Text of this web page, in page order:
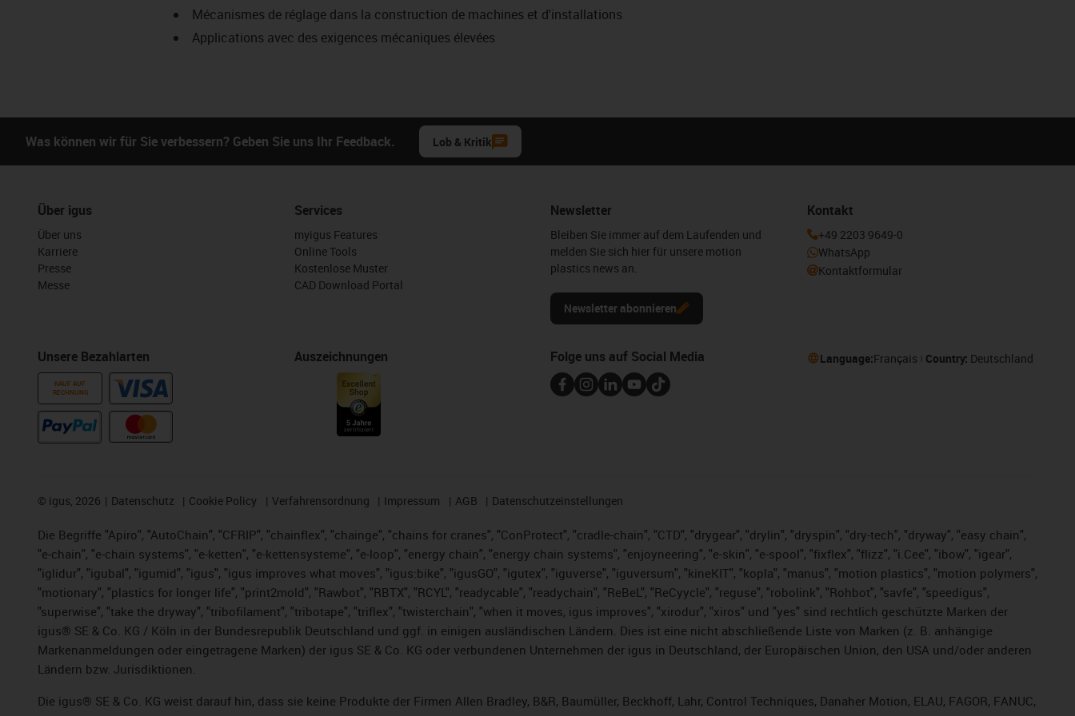
Mécanismes de réglage dans la construction de machines et d'installations
Applications avec des exigences mécaniques élevées
Was können wir für Sie verbessern? Geben Sie uns Ihr Feedback. Lob & Kritik
Über igus
Über uns
Karriere
Presse
Messe
Unsere Bezahlarten
KAUF AUF
RECHNUNG
Services
myigus Features
Online Tools
Kostenlose Muster
CAD Download Portal
Auszeichnungen
Newsletter
Bleiben Sie immer auf dem Laufenden und
melden Sie sich hier für unsere motion
plastics news an.
Newsletter abonnieren
Kontakt
+49 2203 9649-0
WhatsApp
Kontaktformular
Folge uns auf Social Media Language:Français Country: Deutschland
© igus, 2026 Datenschutz Cookie Policy Verfahrensordnung Impressum AGB Datenschutzeinstellungen
Die Begriffe "Apiro", "AutoChain", "CFRIP", "chainflex", "chainge", "chains for cranes", "ConProtect", "cradle-chain", "CTD", "drygear", "drylin", "dryspin", "dry-tech", "dryway", "easy chain",
"e-chain", "e-chain systems", "e-ketten", "e-kettensysteme", "e-loop", "energy chain", "energy chain systems", "enjoyneering", "e-skin", "e-spool", "fixflex", "flizz", "i.Cee", "ibow", "igear",
"iglidur", "igubal", "igumid", "igus", "igus improves what moves", "igus:bike", "igusGO", "igutex", "iguverse", "iguversum", "kineKIT", "kopla", "manus", "motion plastics", "motion polymers",
"motionary", "plastics for longer life", "print2mold", "Rawbot", "RBTX", "RCYL", "readycable", "readychain", "ReBeL", "ReCyycle", "reguse", "robolink", "Rohbot", "savfe", "speedigus",
"superwise", "take the dryway", "tribofilament", "tribotape", "triflex", "twisterchain", "when it moves, igus improves", "xirodur", "xiros" und "yes" sind rechtlich geschützte Marken der
igus® SE & Co. KG / Köln in der Bundesrepublik Deutschland und ggf. in einigen ausländischen Ländern. Dies ist eine nicht abschließende Liste von Marken (z. B. anhängige
Markenanmeldungen oder eingetragene Marken) der igus SE & Co. KG oder verbundenen Unternehmen der igus in Deutschland, der Europäischen Union, den USA und/oder anderen
Ländern bzw. Jurisdiktionen.
Die igus® SE & Co. KG weist darauf hin, dass sie keine Produkte der Firmen Allen Bradley, B&R, Baumüller, Beckhoff, Lahr, Control Techniques, Danaher Motion, ELAU, FAGOR, FANUC,